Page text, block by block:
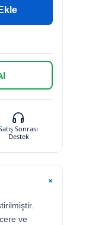
Sonrası
Destek
+
ve